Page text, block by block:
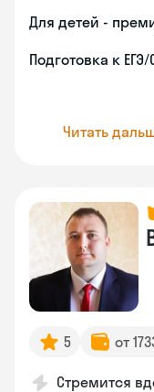
Для детей -
Подготовка к ЕГЭ/
Читать
5 от
Стремится